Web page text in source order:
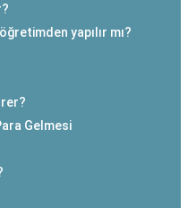
yapılır mı?
Gelmesi